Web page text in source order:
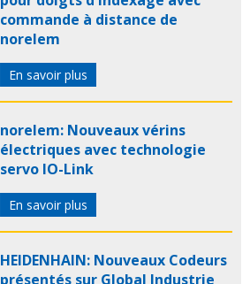
commande à distance de
norelem
En savoir plus
norelem: Nouveaux vérins
électriques avec technologie
servo IO-Link
En savoir plus
HEIDENHAIN: Nouveaux Codeurs
présentés sur Global Industrie